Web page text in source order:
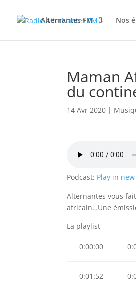
Alternantes FM Nos
Maman
du
14 Avr 2020 |
Podcast: Play in
Alternantes vous
africain…Une
La playlist
0:00:00
0:01:52